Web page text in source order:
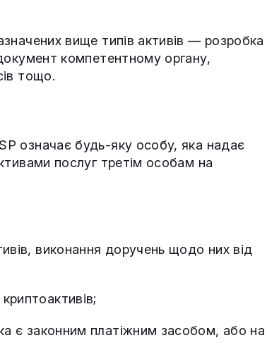
вище типів активів — розробка
компетентному органу,
тощо.
означає будь-яку особу, яка надає
послуг третім особам на
виконання доручень щодо них від
є законним платіжним засобом, або на